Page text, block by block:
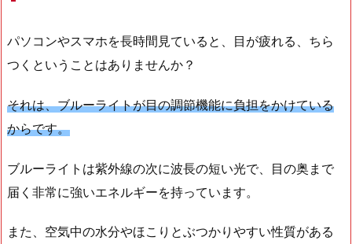
パソコンやスマホを長時間見ていると、目が疲れる、ちら
つくということはありませんか？
それは、ブルーライトが目の調節機能に負担をかけている
からです。
ブルーライトは紫外線の次に波長の短い光で、目の奥まで
届く非常に強いエネルギーを持っています。
また、空気中の水分やほこりとぶつかりやすい性質がある